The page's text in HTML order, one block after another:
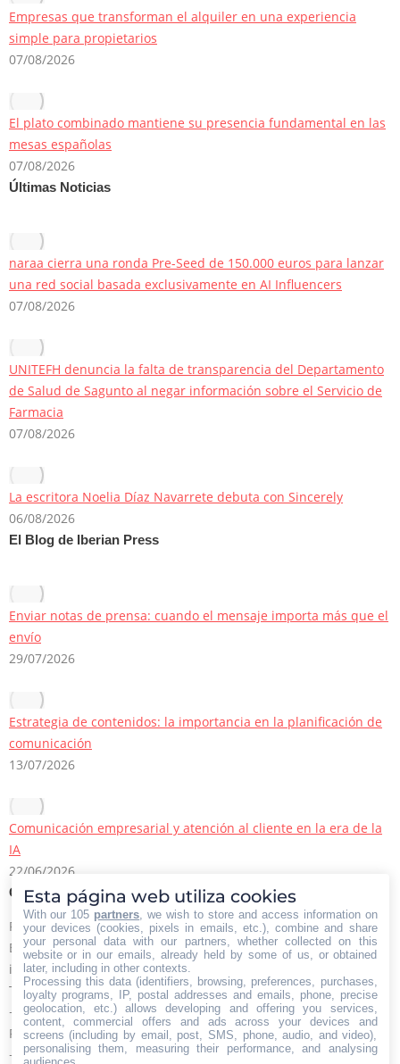
Empresas que transforman el alquiler en una experiencia
simple para propietarios
07/08/2026
El plato combinado mantiene su presencia fundamental en las
mesas españolas
07/08/2026
Últimas Noticias
naraa cierra una ronda Pre-Seed de 150.000 euros para lanzar
una red social basada exclusivamente en AI Influencers
07/08/2026
UNITEFH denuncia la falta de transparencia del Departamento
de Salud de Sagunto al negar información sobre el Servicio de
Farmacia
07/08/2026
La escritora Noelia Díaz Navarrete debuta con Sincerely
06/08/2026
El Blog de Iberian Press
Enviar notas de prensa: cuando el mensaje importa más que el
envío
29/07/2026
Estrategia de contenidos: la importancia en la planificación de
comunicación
13/07/2026
Comunicación empresarial y atención al cliente en la era de la
IA
22/06/2026
Contacto Iberian Press
Principales vías de contacto:
E-mail:
info@iberianpress.es
Teléfono:
+34 911863556
Fax:
+34 911863556
Esta página web utiliza cookies
With our 105 partners , we wish to store and access information on
your devices (cookies, pixels in emails, etc.), combine and share
your personal data with our partners, whether collected on this
website or in our emails, already held by some of us, or obtained
later, including in other contexts.
Processing this data (identifiers, browsing, preferences, purchases,
loyalty programs, IP, postal addresses and emails, phone, precise
geolocation, etc.) allows developing and offering you services,
content, commercial offers and ads across your devices and
screens (including by email, post, SMS, phone, audio, and video),
personalising them, measuring their performance, and analysing
audiences.